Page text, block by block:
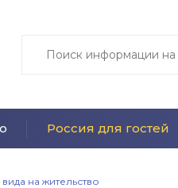
Россия для гостей
на жительство